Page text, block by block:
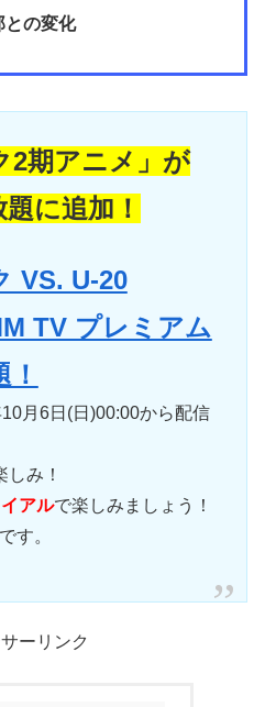
との変化
2期アニメ」が
に追加！
VS. U-20
TV プレミアム
月6日(日)00:00から配信
み！
アルで楽しみましょう！
す。
ーリンク